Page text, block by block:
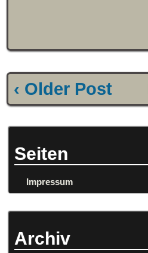
‹ Older Post
Seiten
Impressum
Archiv